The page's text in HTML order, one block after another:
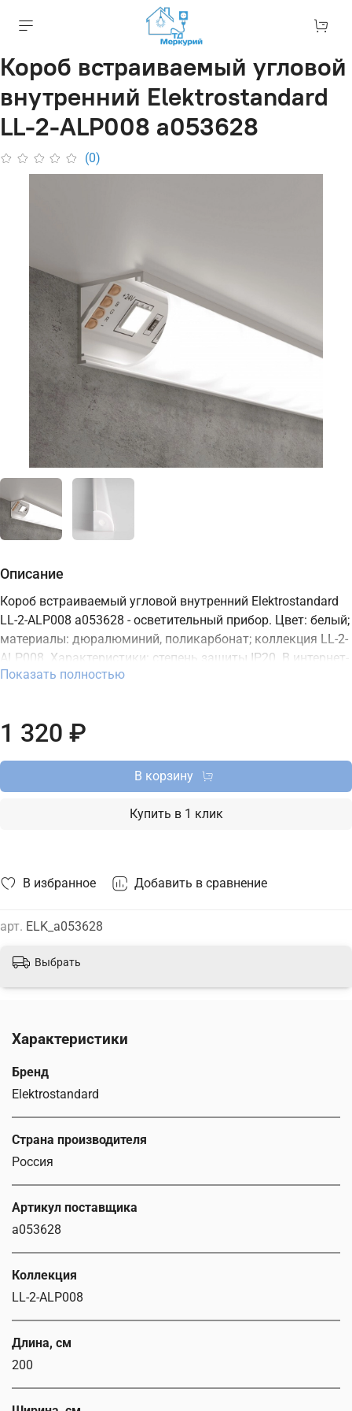
Короб встраиваемый угловой
внутренний Elektrostandard
LL-2-ALP008 a053628
(0)
В избранное Добавить в сравнение
арт. ELK_a053628
Описание
Короб встраиваемый угловой внутренний Elektrostandard
LL-2-ALP008 a053628 - осветительный прибор. Цвет: белый;
материалы: дюралюминий, поликарбонат; коллекция LL-2-
ALP008. Характеристики: степень защиты IP20. В интернет-
магазине ТД "Меркурий" можно купить осветительный
Показать полностью
1 320 ₽
В корзину
Купить в 1 клик
Выбрать
Характеристики
Бренд
Elektrostandard
Страна производителя
Россия
Артикул поставщика
a053628
Коллекция
LL-2-ALP008
Длина, см
200